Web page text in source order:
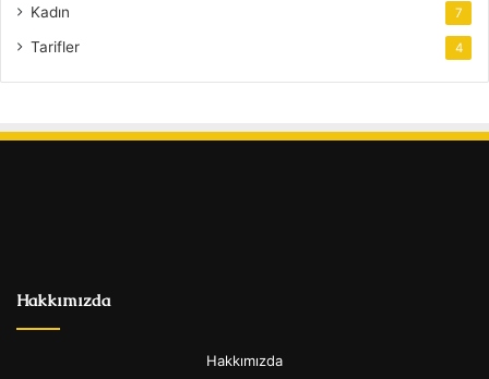
Kadın 7
Tarifler 4
Hakkımızda
Hakkımızda